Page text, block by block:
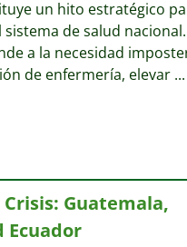
un hito estratégico
de salud nacional.
a la necesidad
de enfermería, elevar ...
Guatemala,
Ecuador